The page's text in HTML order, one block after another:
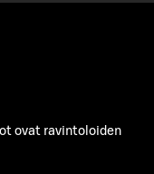
ovat ravintoloiden